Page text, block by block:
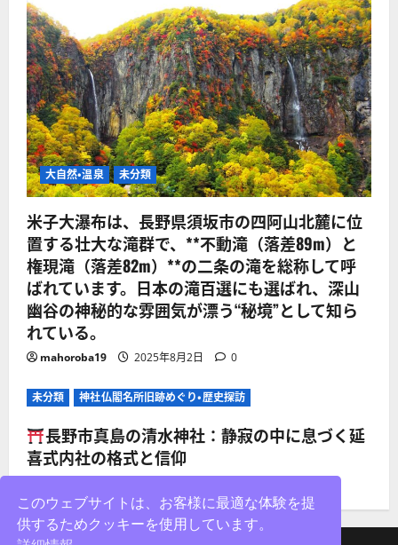
大自然・温泉 未分類
米子大瀑布は、長野県須坂市の四阿山北麓に位
置する壮大な滝群で、**不動滝（落差89m）と
権現滝（落差82m）**の二条の滝を総称して呼
ばれています。日本の滝百選にも選ばれ、深山
幽谷の神秘的な雰囲気が漂う“秘境”として知ら
れている。
mahoroba19 2025年8月2日 0
未分類 神社仏閣名所旧跡めぐり・歴史探訪
長野市真島の清水神社：静寂の中に息づく延
喜式内社の格式と信仰
このウェブサイトは、お客様に最適な体験を提
供するためクッキーを使用しています。